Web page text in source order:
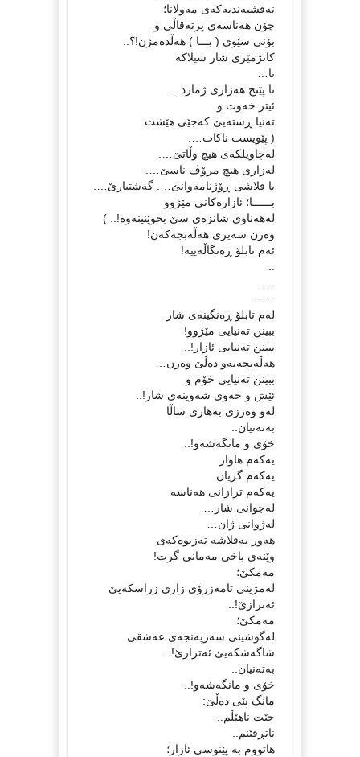
نه‌قشبه‌ندیه‌که‌ی مه‌ولانا؛
چۆن هه‌ناسه‌ی پرته‌قاڵی و
بۆنی سێوی ( بـــا ) هه‌ڵده‌مژن!؟..
کاتژمێری شار سیلاکه‌
نا…
تا پێنج هه‌زاری ژمارد…
ئیتر خه‌وت و
ته‌نیا ڕسته‌یێ که‌جێی هێشت
( پێویست ناکات….
له‌چاویلکه‌ی هیچ وڵاتێ….
له‌زاری هیچ مرۆڤ ناسێ….
یا فلاشی ڕۆژنامه‌وانێ…. گه‌شتیارێ….
بــــــا؛ ئازاره‌کانی مێژوو
له‌هه‌ناوی شانزه‌ی سێ بخوێنینه‌وه‌!.. )
وه‌رن سه‌یری هه‌ڵه‌بجه‌که‌ن!
ئه‌م تابلۆ ڕه‌نگاڵه‌ییه‌!
له‌م تابلۆ ڕه‌نگینه‌ی شار
ببینن ته‌نیایی مێژوو!
ببینن ته‌نیایی ئازار!..
هه‌ڵه‌بجه‌یه‌و ده‌ڵێ وه‌رن…
ببینن ته‌نیایی خۆم و
ئێش و خه‌وی شه‌وینه‌ی شار!..
له‌و وه‌رزی به‌هاری ساڵا
به‌ته‌نیان..
خۆی و مانگه‌شه‌و!..
یه‌که‌م هاوار
یه‌که‌م گریان
یه‌که‌م ترازانی هه‌ناسه‌
له‌جوانی شار…
له‌ژوانی ژان…
هه‌ور به‌فلاشه‌ ته‌زیوه‌که‌ی
وێنه‌ی باخی مه‌مانی گرت!
مه‌مکێ؛
له‌مژینی تامه‌زرۆی زاری زراسکه‌یێ
ئه‌ترازێ!..
مه‌مکێ؛
له‌گوشینی سه‌رپه‌نجه‌ی عه‌شقی
شاگه‌شکه‌یێ ئه‌ترازێ!..
به‌ته‌نیان..
خۆی و مانگه‌شه‌و!..
مانگ پێی ده‌ڵێ:
جێت ناهێڵم..
ناتڕفێنم..
هاتووم به‌ پێنوسی ئازار؛